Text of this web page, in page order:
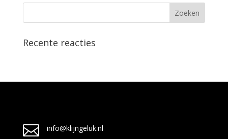
Recente reacties
 info@klijngeluk.nl